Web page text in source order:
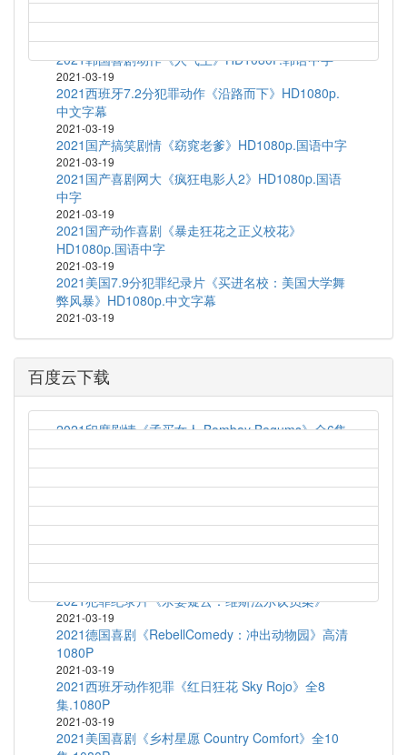
2021-03-19
2020韩国短片集《执念》HD1080P.韩语中字
2021-03-19
2021韩国喜剧动作《人气王》HD1080P.韩语中字
2021-03-19
2021西班牙7.2分犯罪动作《沿路而下》HD1080p.
中文字幕
2021-03-19
2021国产搞笑剧情《窈窕老爹》HD1080p.国语中字
2021-03-19
2021国产喜剧网大《疯狂电影人2》HD1080p.国语
中字
2021-03-19
2021国产动作喜剧《暴走狂花之正义校花》
HD1080p.国语中字
2021-03-19
2021美国7.9分犯罪纪录片《买进名校：美国大学舞
弊风暴》HD1080p.中文字幕
2021-03-19
百度云下载
2021印度剧情《孟买女人 Bombay Begums》全6集
2021-03-19
艾伦对决法罗 Allen v. Farrow (2021) S01E04
2020法国喜剧《乘风破浪的黑哥哥》HD1080P.官方
中字
2021-03-19
2021犯罪纪录片《杀妻疑云：维斯法尔议员案》
2021-03-19
2021德国喜剧《RebellComedy：冲出动物园》高清
1080P
2021-03-19
2021西班牙动作犯罪《红日狂花 Sky Rojo》全8
集.1080P
2021-03-19
2021美国喜剧《乡村星愿 Country Comfort》全10